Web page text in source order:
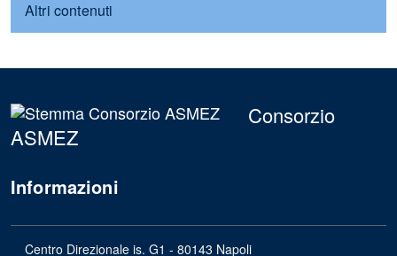
Altri contenuti
Consorzio
ASMEZ
Informazioni
Centro Direzionale is. G1 - 80143 Napoli